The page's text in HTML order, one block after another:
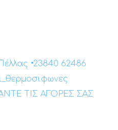
•23840 62486
ΤΙΣ ΑΓΟΡΕΣ ΣΑΣ